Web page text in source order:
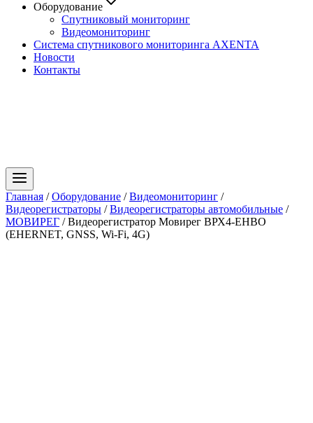
Оборудование
Спутниковый мониторинг
Видеомониторинг
Система спутникового мониторинга AXENTA
Новости
Контакты
Главная / Оборудование / Видеомониторинг /
Видеорегистраторы / Видеорегистраторы автомобильные /
МОВИРЕГ / Видеорегистратор Мовирег ВРХ4-ЕНBО
(EHERNET, GNSS, Wi-Fi, 4G)